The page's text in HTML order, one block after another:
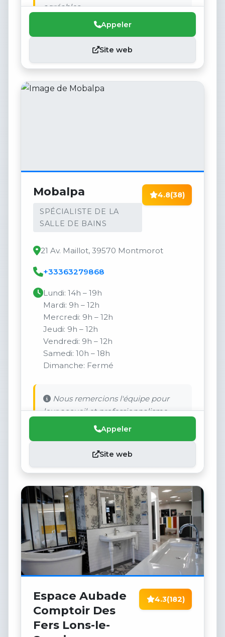
agréables
Appeler
Site web
Mobalpa
SPÉCIALISTE DE LA
SALLE DE BAINS
4.8(38)
21 Av. Maillot, 39570 Montmorot
+33363279868
Lundi: 14h – 19h
Mardi: 9h – 12h
Mercredi: 9h – 12h
Jeudi: 9h – 12h
Vendredi: 9h – 12h
Samedi: 10h – 18h
Dimanche: Fermé
Nous remercions l'équipe pour
leur accueil et professionnalisme.
Appeler
Site web
Espace Aubade
Comptoir Des
Fers Lons-le-
4.3(182)